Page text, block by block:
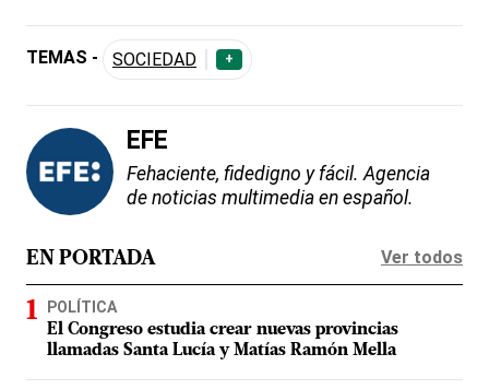
TEMAS - SOCIEDAD +
EFE
Fehaciente, fidedigno y fácil. Agencia
de noticias multimedia en español.
EN PORTADA Ver todos
POLÍTICA
El Congreso estudia crear nuevas provincias
llamadas Santa Lucía y Matías Ramón Mella